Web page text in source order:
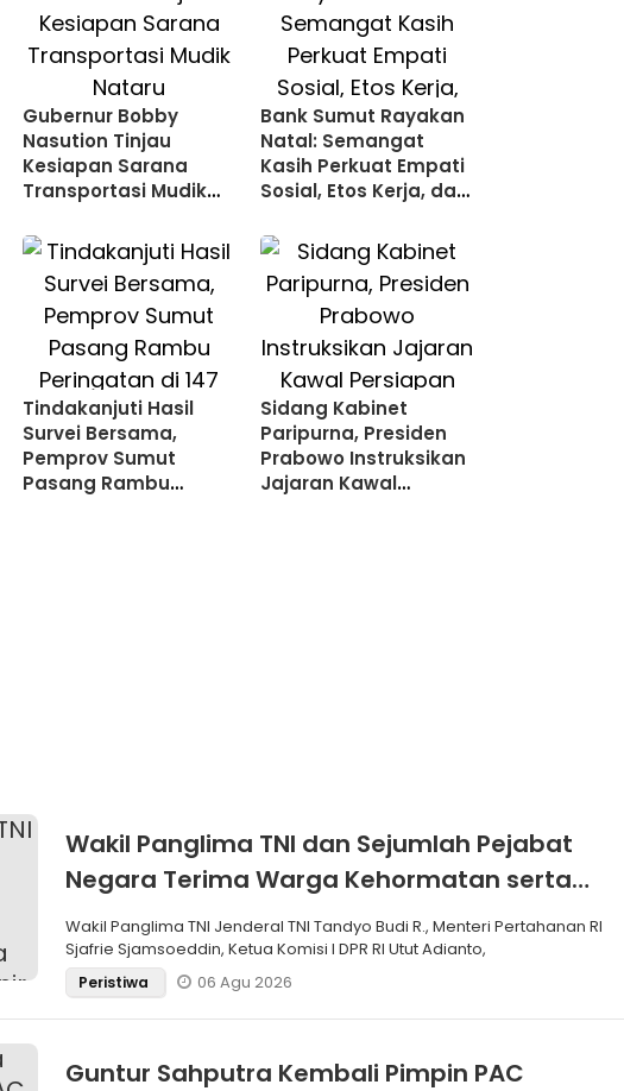
Gubernur Bobby
Nasution Tinjau
Kesiapan Sarana
Transportasi Mudik
Bank Sumut Rayakan
Natal: Semangat
Kasih Perkuat Empati
Sosial, Etos Kerja, dan
Tindakanjuti Hasil
Survei Bersama,
Pemprov Sumut
Pasang Rambu
Sidang Kabinet
Paripurna, Presiden
Prabowo Instruksikan
Jajaran Kawal
Wakil Panglima TNI dan Sejumlah Pejabat
Negara Terima Warga Kehormatan serta
Brevet Korps Marinir
Wakil Panglima TNI Jenderal TNI Tandyo Budi R., Menteri Pertahanan RI
Sjafrie Sjamsoeddin, Ketua Komisi I DPR RI Utut Adianto,
Peristiwa 06 Agu 2026
Guntur Sahputra Kembali Pimpin PAC